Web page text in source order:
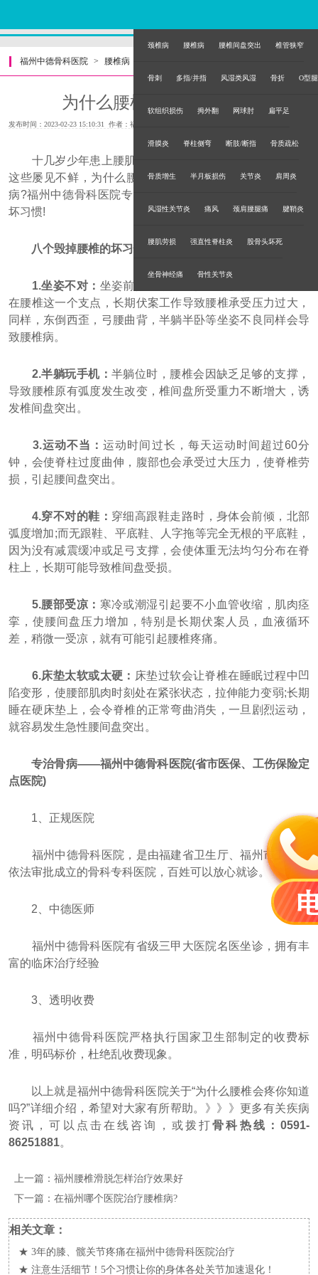
颈椎病 腰椎病 腰椎间盘突出 椎管狭窄
骨刺 多指/并指 风湿类风湿 骨折 O型腿
软组织损伤 拇外翻 网球肘 扁平足
滑膜炎 脊柱侧弯 断肢/断指 骨质疏松
骨质增生 半月板损伤 关节炎 肩周炎
风湿性关节炎 痛风 颈肩腰腿痛 腱鞘炎
腰肌劳损 强直性脊柱炎 股骨头坏死
坐骨神经痛 骨性关节炎
福州中德骨科医院 > 腰椎病
为什么腰椎会疼你知道吗?
发布时间：2023-02-23 15:10:31 作者：福州中德骨科医院
十几岁少年患上腰肌劳损，二十出头的白领腰椎疼痛，
这些屡见不鲜，为什么腰椎会疼你知道吗?为何就得了腰椎
病?福州中德骨科医院专家给大家讲解一下八个毁掉腰椎的
坏习惯!
八个毁掉腰椎的坏习惯：
1.坐姿不对： 坐姿前倾时，头、躯干和上肢的重量集中
在腰椎这一个支点，长期伏案工作导致腰椎承受压力过大，
同样，东倒西歪，弓腰曲背，半躺半卧等坐姿不良同样会导
致腰椎病。
2.半躺玩手机： 半躺位时，腰椎会因缺乏足够的支撑，
导致腰椎原有弧度发生改变，椎间盘所受重力不断增大，诱
发椎间盘突出。
3.运动不当：运动时间过长，每天运动时间超过60分
钟，会使脊柱过度曲伸，腹部也会承受过大压力，使脊椎劳
损，引起腰间盘突出。
4.穿不对的鞋： 穿细高跟鞋走路时，身体会前倾，北部
弧度增加;而无跟鞋、平底鞋、人字拖等完全无根的平底鞋，
因为没有减震缓冲或足弓支撑，会使体重无法均匀分布在脊
柱上，长期可能导致椎间盘受损。
5.腰部受凉： 寒冷或潮湿引起要不小血管收缩，肌肉痉
挛，使腰间盘压力增加，特别是长期伏案人员，血液循环
差，稍微一受凉，就有可能引起腰椎疼痛。
6.床垫太软或太硬： 床垫过软会让脊椎在睡眠过程中凹
陷变形，使腰部肌肉时刻处在紧张状态，拉伸能力变弱;长期
睡在硬床垫上，会令脊椎的正常弯曲消失，一旦剧烈运动，
就容易发生急性腰间盘突出。
专治骨病——福州中德骨科医院(省市医保、工伤保险定
点医院)
1、正规医院
福州中德骨科医院，是由福建省卫生厅、福州市卫生局
依法审批成立的骨科专科医院，百姓可以放心就诊。
2、中德医师
福州中德骨科医院有省级三甲大医院名医坐诊，拥有丰
富的临床治疗经验
3、透明收费
福州中德骨科医院严格执行国家卫生部制定的收费标
准，明码标价，杜绝乱收费现象。
以上就是福州中德骨科医院关于“为什么腰椎会疼你知道
吗?”详细介绍，希望对大家有所帮助。》》》更多有关疾病
资讯，可以点击在线咨询，或拨打骨科热线：0591-
86251881。
上一篇：福州腰椎滑脱怎样治疗效果好
下一篇：在福州哪个医院治疗腰椎病?
相关文章：
★3年的膝、髋关节疼痛在福州中德骨科医院治疗
★注意生活细节！5个习惯让你的身体各处关节加速退化！